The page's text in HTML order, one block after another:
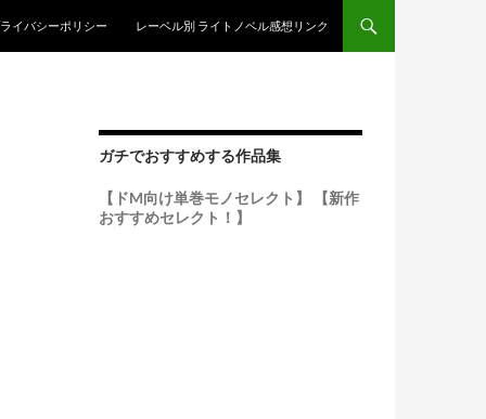
イバシーポリシー
レーベル別 ライトノベル感想リンク
ガチでおすすめする作品集
【ドM向け単巻モノセレクト】
【新作
おすすめセレクト！】